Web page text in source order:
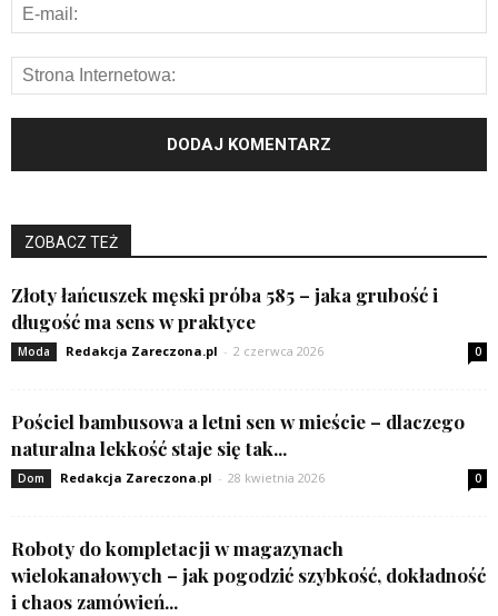
ZOBACZ TEŻ
Złoty łańcuszek męski próba 585 – jaka grubość i
długość ma sens w praktyce
Moda Redakcja Zareczona.pl - 2 czerwca 2026 0
Pościel bambusowa a letni sen w mieście – dlaczego
naturalna lekkość staje się tak...
Dom Redakcja Zareczona.pl - 28 kwietnia 2026 0
Roboty do kompletacji w magazynach
wielokanałowych – jak pogodzić szybkość, dokładność
i chaos zamówień...